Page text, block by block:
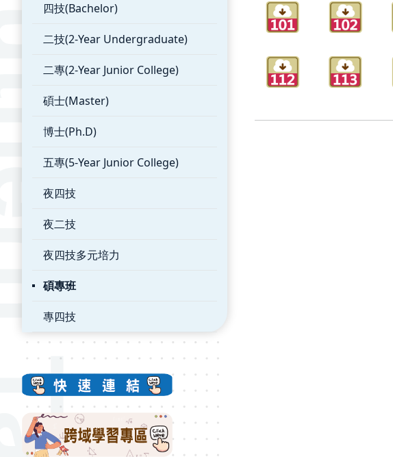
四技(Bachelor)
二技(2-Year Undergraduate)
二專(2-Year Junior College)
碩士(Master)
博士(Ph.D)
五專(5-Year Junior College)
夜四技
夜二技
夜四技多元培力
碩專班
專四技